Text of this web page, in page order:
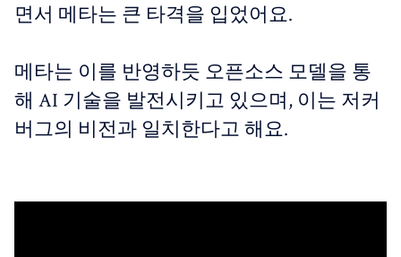
면서 메타는 큰 타격을 입었어요.
메타는 이를 반영하듯 오픈소스 모델을 통
해 AI 기술을 발전시키고 있으며, 이는 저커
버그의 비전과 일치한다고 해요.